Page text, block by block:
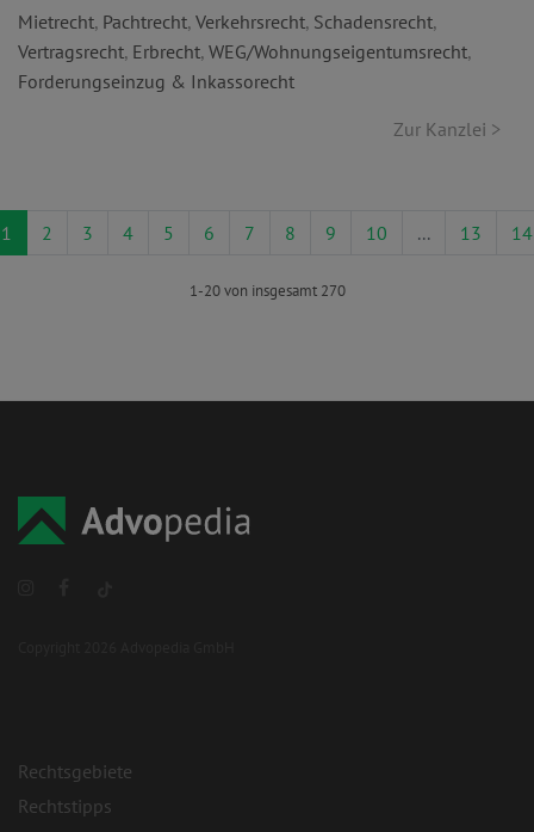
Mietrecht, Pachtrecht, Verkehrsrecht, Schadensrecht,
Vertragsrecht, Erbrecht, WEG/Wohnungseigentumsrecht,
Forderungseinzug & Inkassorecht
Zur Kanzlei >
1 2 3 4 5 6 7 8 9 10 ... 13 14
1-20 von insgesamt 270
Rechtsgebiete
Rechtstipps